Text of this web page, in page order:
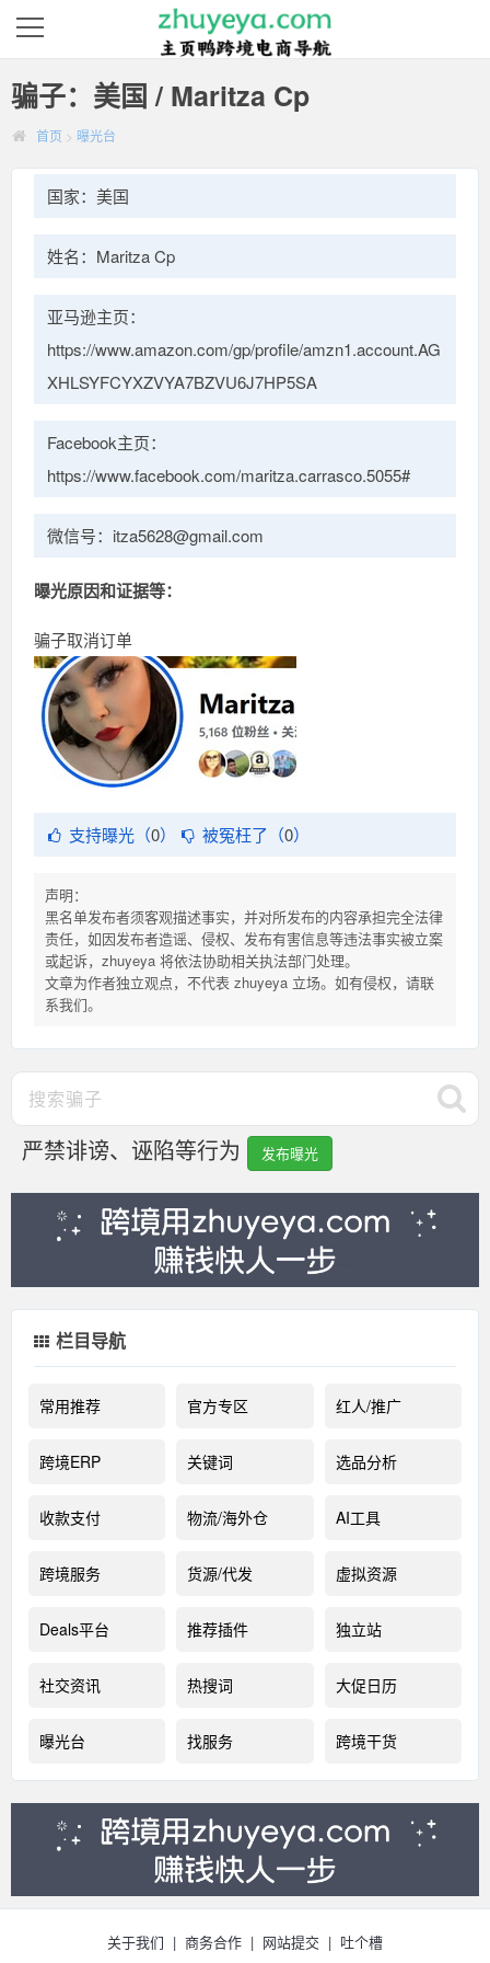
骗子：美国 / Maritza Cp
首页 > 曝光台
国家：美国
姓名：Maritza Cp
亚马逊主页：
https://www.amazon.com/gp/profile/amzn1.account.AG
XHLSYFCYXZVYA7BZVU6J7HP5SA
Facebook主页：
https://www.facebook.com/maritza.carrasco.5055#
微信号：itza5628@gmail.com
曝光原因和证据等：
骗子取消订单
支持曝光（0） 被冤枉了（0）
声明：
黑名单发布者须客观描述事实，并对所发布的内容承担完全法律
责任，如因发布者造谣、侵权、发布有害信息等违法事实被立案
或起诉，zhuyeya 将依法协助相关执法部门处理。
文章为作者独立观点，不代表 zhuyeya 立场。如有侵权，请联
系我们。
严禁诽谤、诬陷等行为 发布曝光
栏目导航
常用推荐 官方专区 红人/推广
跨境ERP 关键词 选品分析
收款支付 物流/海外仓 AI工具
跨境服务 货源/代发 虚拟资源
Deals平台 推荐插件 独立站
社交资讯 热搜词 大促日历
曝光台 找服务 跨境干货
关于我们 | 商务合作 | 网站提交 | 吐个槽